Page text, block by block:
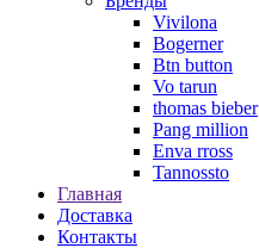
Vivilona
Bogerner
Btn button
Vo tarun
thomas bieber
Pang million
Enva rross
Tannossto
Главная
Доставка
Контакты